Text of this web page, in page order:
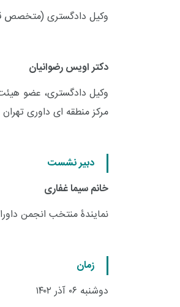
وکیل دادگستری (متخصص
دکتر اویس رضوانیان
وکیل دادگستری، عضو
مرکز منطقه ای داوری تهران
دبیر نشست
خانم سیما غفاری
نمایندۀ منتخب انجمن
زمان
دوشنبه ۰۶ آذر ۱۴۰۲